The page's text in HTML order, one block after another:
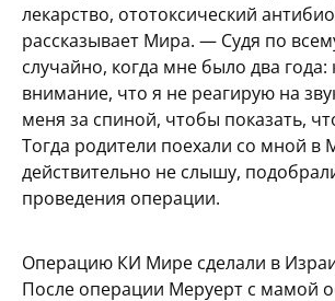
лекарство, ототоксический
рассказывает Мира. — Судя по
случайно, когда мне было два
внимание, что я не реагирую на
меня за спиной, чтобы показать,
Тогда родители поехали со мной в
действительно не слышу,
проведения операции.
Операцию КИ Мире сделали в
После операции Меруерт с мамой